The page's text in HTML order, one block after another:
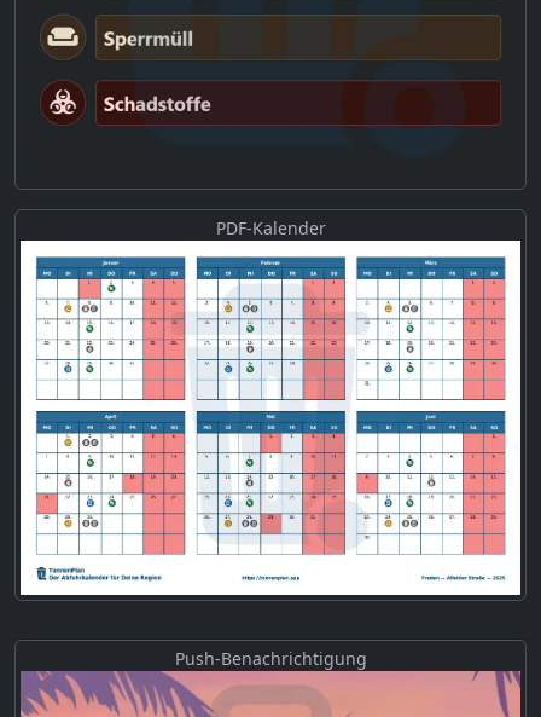
PDF-Kalender
Push-Benachrichtigung